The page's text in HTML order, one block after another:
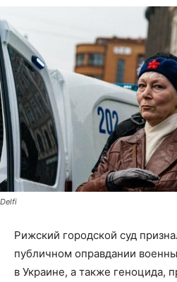
Delfi
Рижский городской суд
публичном оправдании
в Украине, а также геноцида,